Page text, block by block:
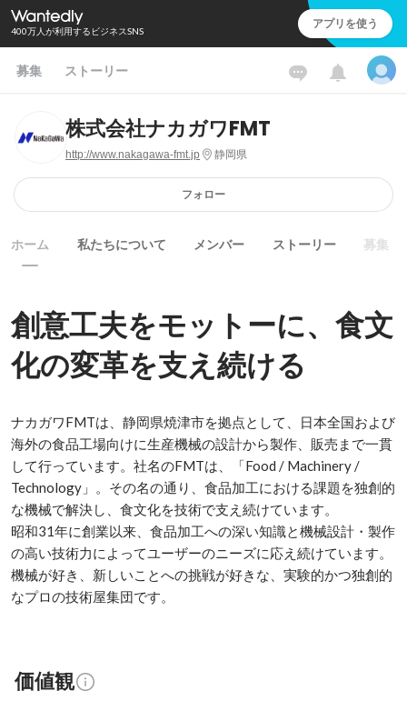
400万人が利用するビジネスSNS アプリを使う
募集 ストーリー
株式会社ナカガワFMT
http://www.nakagawa-fmt.jp 静岡県
フォロー
ホーム 私たちについて メンバー ストーリー 募集
創意工夫をモットーに、食文
化の変革を支え続ける
ナカガワFMTは、静岡県焼津市を拠点として、日本全国および
海外の食品工場向けに生産機械の設計から製作、販売まで一貫
して行っています。社名のFMTは、「Food / Machinery /
Technology」。その名の通り、食品加工における課題を独創的
な機械で解決し、食文化を技術で支え続けています。
昭和31年に創業以来、食品加工への深い知識と機械設計・製作
の高い技術力によってユーザーのニーズに応え続けています。
機械が好き、新しいことへの挑戦が好きな、実験的かつ独創的
なプロの技術屋集団です。
価値観